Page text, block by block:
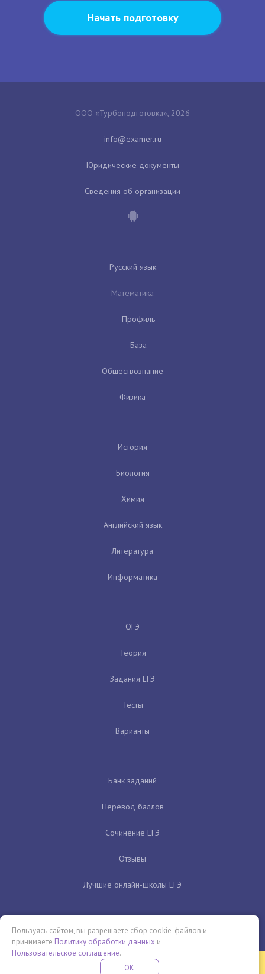
Начать подготовку
ООО «Турбоподготовка», 2026
Юридические документы
Сведения об организации
Русский язык
Математика
Профиль
База
Обществознание
Физика
История
Биология
Химия
Английский язык
Литература
Информатика
ОГЭ
Теория
Задания ЕГЭ
Тесты
Варианты
Банк заданий
Перевод баллов
Сочинение ЕГЭ
Отзывы
Лучшие онлайн-школы ЕГЭ
Бесплатная летняя школа
Пользуясь сайтом, вы разрешаете сбор cookie-файлов и
принимаете Политику обработки данных и
Пользовательское соглашение.
OK